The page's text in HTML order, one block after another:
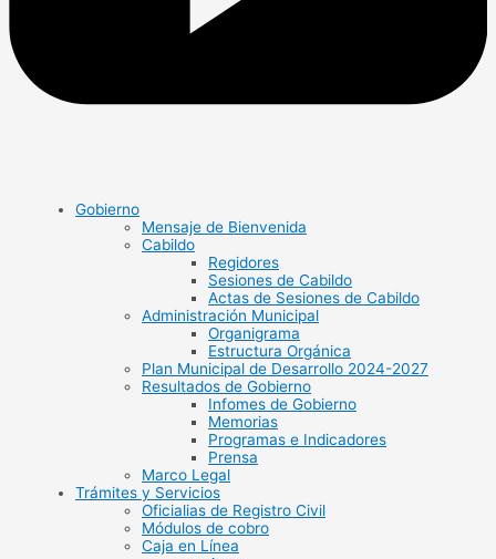
Gobierno
Mensaje de Bienvenida
Cabildo
Regidores
Sesiones de Cabildo
Actas de Sesiones de Cabildo
Administración Municipal
Organigrama
Estructura Orgánica
Plan Municipal de Desarrollo 2024-2027
Resultados de Gobierno
Infomes de Gobierno
Memorias
Programas e Indicadores
Prensa
Marco Legal
Trámites y Servicios
Oficialias de Registro Civil
Módulos de cobro
Caja en Línea